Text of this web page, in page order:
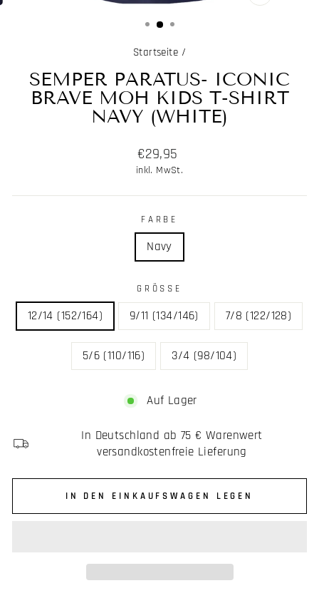
Startseite /
SEMPER PARATUS- ICONIC
BRAVE MOH KIDS T-SHIRT
NAVY (WHITE)
Normaler
Preis
€29,95
inkl. MwSt.
FARBE
Navy
GRÖSSE
12/14 (152/164) 9/11 (134/146) 7/8 (122/128)
5/6 (110/116) 3/4 (98/104)
Auf Lager
In Deutschland ab 75 € Warenwert
versandkostenfreie Lieferung
IN DEN EINKAUFSWAGEN LEGEN